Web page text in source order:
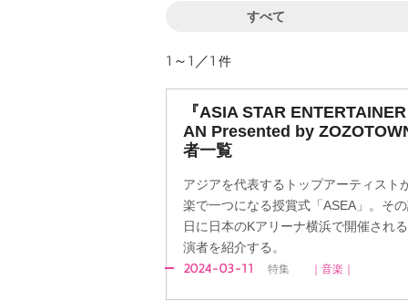
すべて
1～1／1 件
『ASIA STAR
AN Presented by
者一覧
アジアを代表するトップアーティスト
楽で一つになる授賞式「ASEA」。そ
日に日本のKアリーナ横浜で開催され
演者を紹介する。
2024-03-11 特集 ｜音楽｜